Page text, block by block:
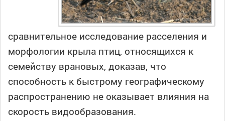
сравнительное исследование расселения и
морфологии крыла птиц, относящихся к
семейству врановых, доказав, что
способность к быстрому географическому
распространению не оказывает влияния на
скорость видообразования.